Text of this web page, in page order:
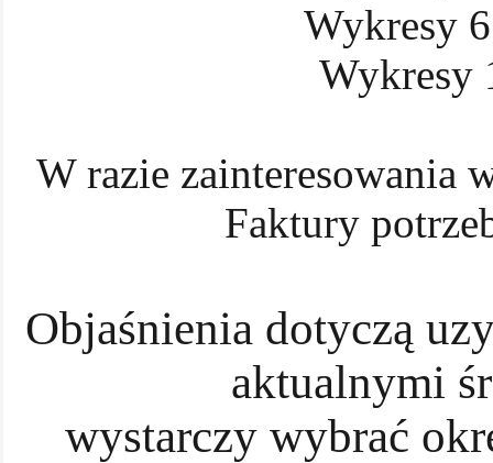
Wykresy
Wykresy
W razie zainteresowania
Faktury
Objaśnienia dotyczą
aktualnymi
wystarczy wybrać